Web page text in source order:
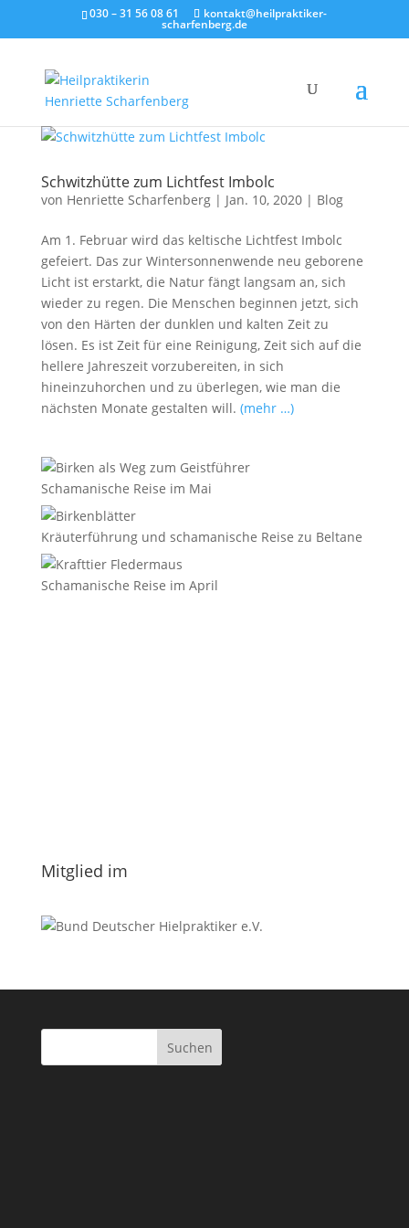
030 – 31 56 08 61 kontakt@heilpraktiker-
scharfenberg.de
Schwitzhütte zum Lichtfest Imbolc
von Henriette Scharfenberg| Jan. 10, 2020| Blog
Am 1. Februar wird das keltische Lichtfest Imbolc
gefeiert. Das zur Wintersonnenwende neu geborene
Licht ist erstarkt, die Natur fängt langsam an, sich
wieder zu regen. Die Menschen beginnen jetzt, sich
von den Härten der dunklen und kalten Zeit zu
lösen. Es ist Zeit für eine Reinigung, Zeit sich auf die
hellere Jahreszeit vorzubereiten, in sich
hineinzuhorchen und zu überlegen, wie man die
nächsten Monate gestalten will. (mehr …)
Schamanische Reise im Mai
Kräuterführung und schamanische Reise zu Beltane
Schamanische Reise im April
Mitglied im